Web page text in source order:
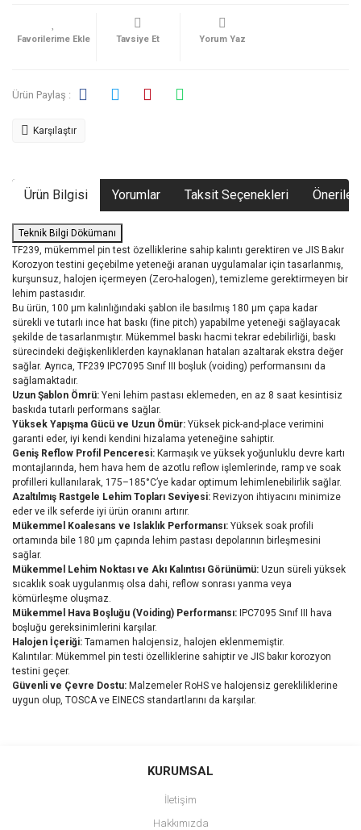
Tavsiye Et Yorum Yaz
Ürün Paylaş :
Karşılaştır
Ürün Bilgisi Yorumlar Taksit Seçenekleri
Teknik Bilgi Dökümanı
TF239, mükemmel pin test özelliklerine sahip kalıntı gerektiren ve JIS Bakır
Korozyon testini geçebilme yeteneği aranan uygulamalar için tasarlanmış,
kurşunsuz, halojen içermeyen (Zero-halogen), temizleme gerektirmeyen bir
lehim pastasıdır.
Bu ürün, 100 μm kalınlığındaki şablon ile basılmış 180 μm çapa kadar
sürekli ve tutarlı ince hat baskı (fine pitch) yapabilme yeteneği sağlayacak
şekilde de tasarlanmıştır. Mükemmel baskı hacmi tekrar edebilirliği, baskı
sürecindeki değişkenliklerden kaynaklanan hataları azaltarak ekstra değer
sağlar. Ayrıca, TF239 IPC7095 Sınıf III boşluk (voiding) performansını da
sağlamaktadır.
Uzun Şablon Ömrü: Yeni lehim pastası eklemeden, en az 8 saat kesintisiz
baskıda tutarlı performans sağlar.
Yüksek Yapışma Gücü ve Uzun Ömür: Yüksek pick-and-place verimini
garanti eder, iyi kendi kendini hizalama yeteneğine sahiptir.
Geniş Reflow Profil Penceresi: Karmaşık ve yüksek yoğunluklu devre kartı
montajlarında, hem hava hem de azotlu reflow işlemlerinde, ramp ve soak
profilleri kullanılarak, 175–185°C’ye kadar optimum lehimlenebilirlik sağlar.
Azaltılmış Rastgele Lehim Topları Seviyesi: Revizyon ihtiyacını minimize
eder ve ilk seferde iyi ürün oranını artırır.
Mükemmel Koalesans ve Islaklık Performansı: Yüksek soak profili
ortamında bile 180 μm çapında lehim pastası depolarının birleşmesini
sağlar.
Mükemmel Lehim Noktası ve Akı Kalıntısı Görünümü: Uzun süreli yüksek
sıcaklık soak uygulanmış olsa dahi, reflow sonrası yanma veya
kömürleşme oluşmaz.
Mükemmel Hava Boşluğu (Voiding) Performansı: IPC7095 Sınıf III hava
boşluğu gereksinimlerini karşılar.
Halojen İçeriği: Tamamen halojensiz, halojen eklenmemiştir.
Kalıntılar: Mükemmel pin testi özelliklerine sahiptir ve JIS bakır korozyon
testini geçer.
Güvenli ve Çevre Dostu: Malzemeler RoHS ve halojensiz gerekliliklerine
uygun olup, TOSCA ve EINECS standartlarını da karşılar.
Bu ürüne ilk yorumu siz yapın!
Ürün resmi kalitesiz, bozuk veya görüntülenemiyor.
KURUMSAL
İletişim
Hakkımızda